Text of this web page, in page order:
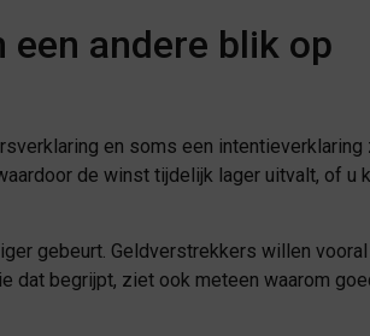
een andere blik op
en soms een intentieverklaring
de winst tijdelijk lager uitvalt, of u
gebeurt. Geldverstrekkers willen
dat begrijpt, ziet ook meteen waarom